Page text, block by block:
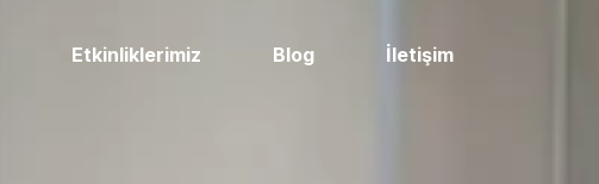
Etkinliklerimiz Blog İletişim